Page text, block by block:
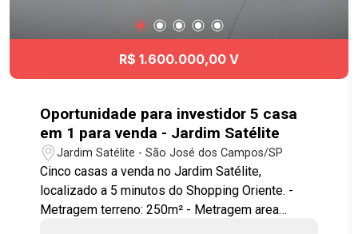
R$ 1.600.000,00 V
Oportunidade para investidor 5 casa
em 1 para venda - Jardim Satélite
Jardim Satélite - São José dos Campos/SP
Cinco casas a venda no Jardim Satélite,
localizado a 5 minutos do Shopping Oriente. -
Metragem terreno: 250m² - Metragem area